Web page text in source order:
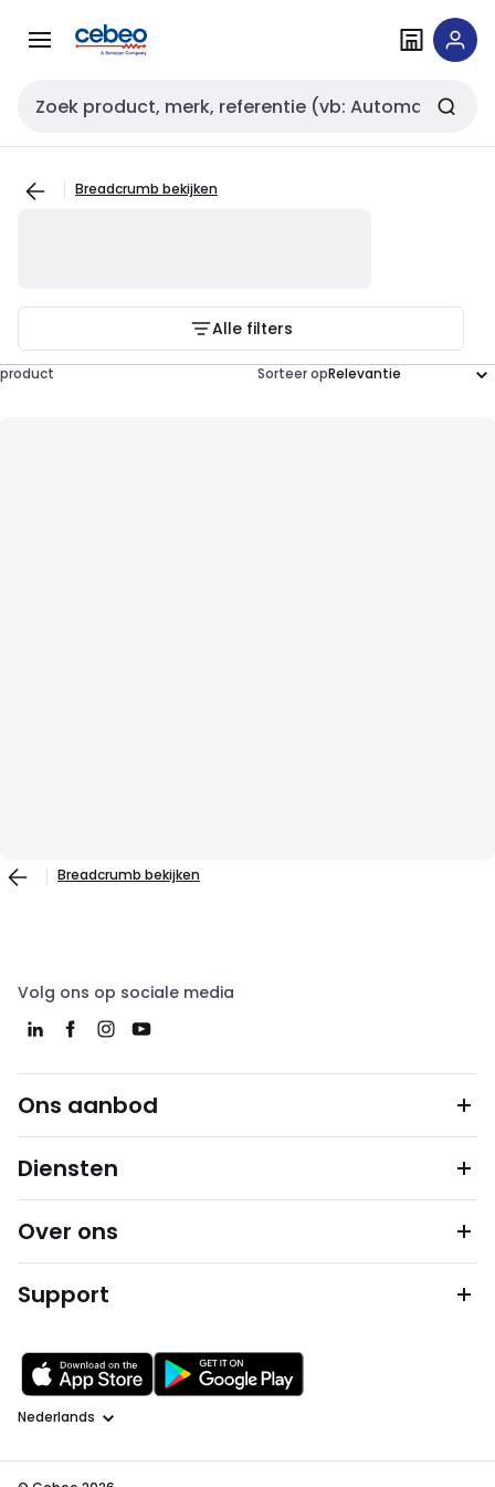
naar
naar
Zoekveld invoer
Breadcrumb bekijken
Alle filters
product Sorteer op
Breadcrumb bekijken
Volg ons op sociale media
Ons aanbod
Diensten
Over ons
Support
Taal